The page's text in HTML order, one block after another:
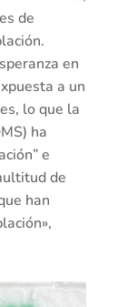
de
en
a un
lo que la
ha
e
de
han